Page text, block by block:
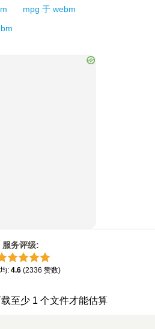
mpg 于 webm
服务评级:
: 4.6 (2336 赞数)
至少 1 个文件才能估算